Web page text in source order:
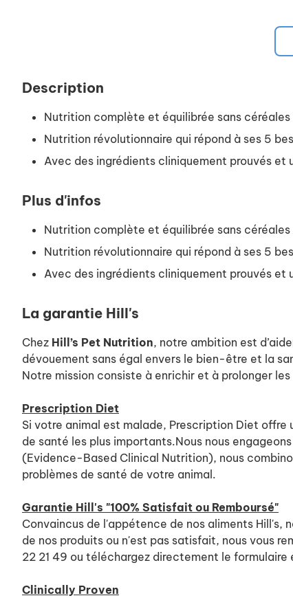
Description
Nutrition complète et équilibrée sans
Nutrition révolutionnaire qui répond à ses 5
Avec des ingrédients cliniquement prouvés et
Plus d'infos
Nutrition complète et équilibrée sans
Nutrition révolutionnaire qui répond à ses 5
Avec des ingrédients cliniquement prouvés et
La garantie Hill's
Chez Hill’s Pet Nutrition, notre ambition est
dévouement sans égal envers le bien-être et la
Notre mission consiste à enrichir et à prolonger
Prescription Diet
Si votre animal est malade, Prescription Diet
de santé les plus importants.Nous nous
(Evidence-Based Clinical Nutrition), nous
problèmes de santé de votre animal.
Garantie Hill's "100% Satisfait ou Remboursé"
Convaincus de l'appétence de nos aliments Hill's,
de nos produits ou n'est pas satisfait, nous vous
22 21 49 ou téléchargez directement le formulaire
Clinically Proven